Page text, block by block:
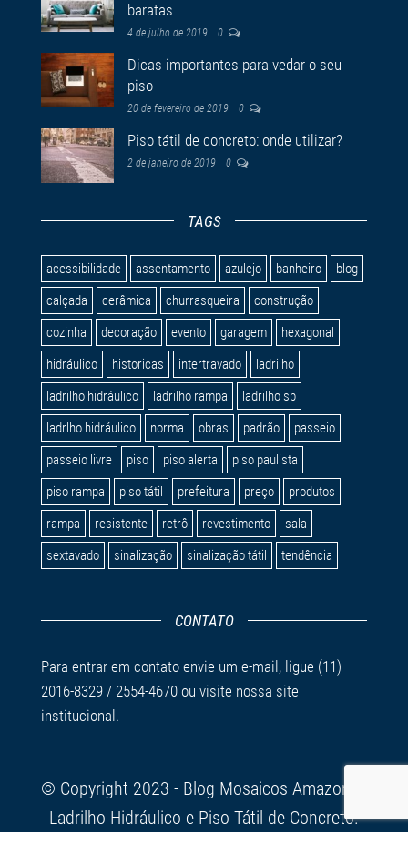
baratas
4 de julho de 2019 0
Dicas importantes para vedar o seu
piso
20 de fevereiro de 2019 0
Piso tátil de concreto: onde utilizar?
2 de janeiro de 2019 0
TAGS
acessibilidade assentamento azulejo banheiro
blog
calçada
cerâmica churrasqueira
construção
cozinha
decoração evento garagem
hexagonal
hidráulico
historicas intertravado
ladrilho
ladrilho hidráulico
ladrilho rampa
ladrilho sp
ladrlho hidráulico
norma obras padrão
passeio
passeio livre
piso piso alerta
piso paulista
piso rampa
piso tátil prefeitura preço
produtos
rampa
resistente retrô revestimento
sala
sextavado
sinalização sinalização tátil tendência
CONTATO
Para entrar em contato envie um e-mail , ligue (11)
2016-8329 / 2554-4670 ou visite nossa site
institucional.
© Copyright 2023 - Blog Mosaicos Amazonas
Ladrilho Hidráulico e Piso Tátil de Concreto.